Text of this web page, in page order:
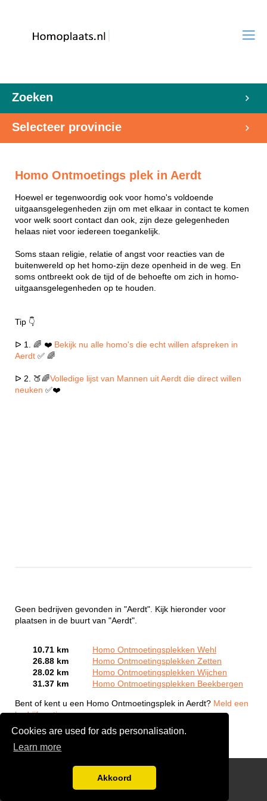
Cookies are used for ads personalisation.
Learn more
Akkoord
Zoeken
Selecteer provincie
Homo Ontmoetings plek in Aerdt
Hoewel er tegenwoordig ook voor homo's voldoende
uitgaansgelegenheden zijn om met elkaar in contact te komen
voor welk soort contact dan ook, zijn deze gelegenheden
helaas niet voor iedereen toegankelijk.
Soms staan religie, relatie of angst voor reacties van de
buitenwereld op het homo-zijn deze openheid in de weg. En
soms ontbreekt ook de tijd of de behoefte om zich in homo-
uitgaansgelegenheden op te houden.
Tip 👇
ᐅ 1. 🌈 ❤️ Bekijk nu alle homo's die echt willen afspreken in
Aerdt ✅ 🌈
ᐅ 2. 🍑🌈Volledige lijst van Mannen uit Aerdt die direct willen
neuken ✅❤️
Geen bedrijven gevonden in "Aerdt". Kijk hieronder voor
plaatsen in de buurt van "Aerdt".
10.71 km
Homo Ontmoetingsplekken Wehl
26.88 km
Homo Ontmoetingsplekken Zetten
28.02 km
Homo Ontmoetingsplekken Wijchen
31.37 km
Homo Ontmoetingsplekken Beekbergen
Bent of kent u een Homo Ontmoetingsplek in Aerdt? Meld een
bedrijf gratis aan